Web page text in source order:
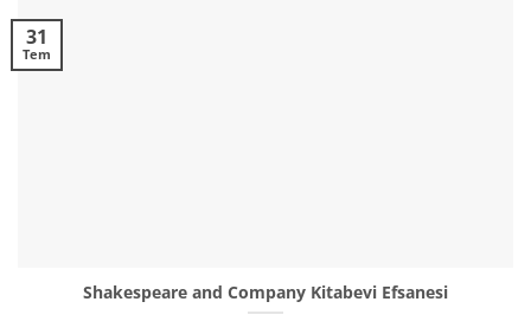
Shakespeare and Company Kitabevi Efsanesi
31
Tem